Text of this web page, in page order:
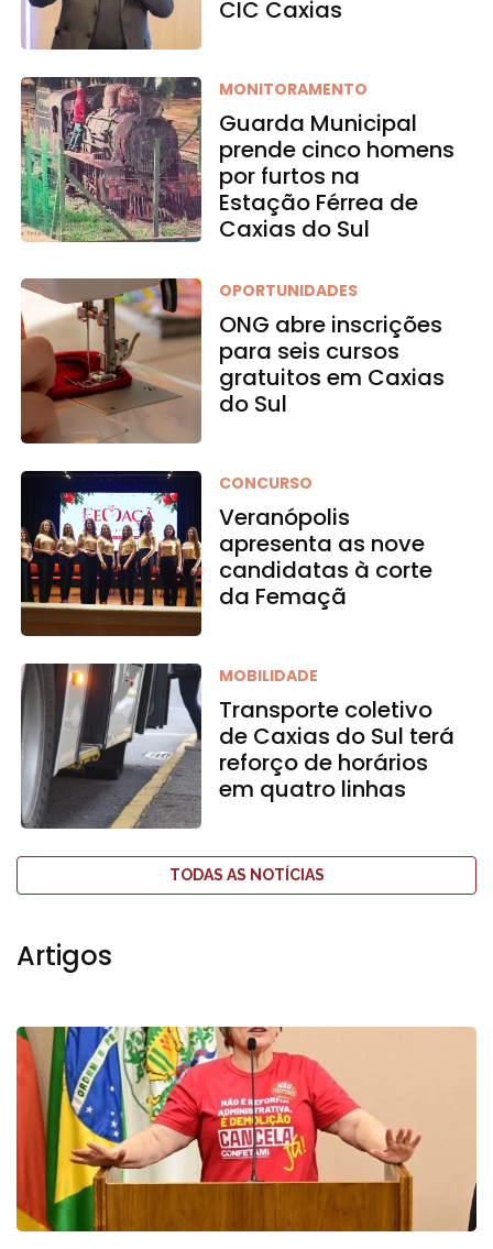
CIC Caxias
MONITORAMENTO
Guarda Municipal
prende cinco homens
por furtos na
Estação Férrea de
Caxias do Sul
OPORTUNIDADES
ONG abre inscrições
para seis cursos
gratuitos em Caxias
do Sul
CONCURSO
Veranópolis
apresenta as nove
candidatas à corte
da Femaçã
MOBILIDADE
Transporte coletivo
de Caxias do Sul terá
reforço de horários
em quatro linhas
TODAS AS NOTÍCIAS
Artigos